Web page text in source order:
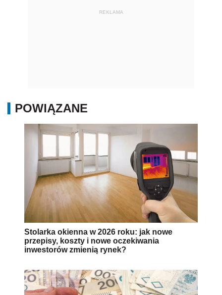
REKLAMA
POWIĄZANE
Stolarka okienna w 2026 roku: jak nowe
przepisy, koszty i nowe oczekiwania
inwestorów zmienią rynek?